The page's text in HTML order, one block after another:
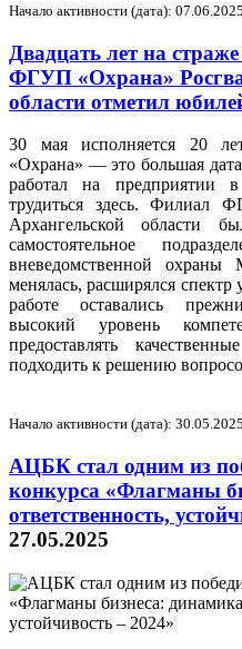
Начало активности (дата):
Двадцать лет на
ФГУП «Охрана»
области отметил
30 мая исполняется 20
«Охрана» — это большая
работал на предприятии
трудиться здесь. Филиал
Архангельской области
самостоятельное
вневедомственной
менялась, расширялся
работе оставались
высокий уровень
предоставлять
подходить к решению
Начало активности (дата):
АЦБК стал одним из
конкурса «Флагманы
ответственность,
27.05.2025